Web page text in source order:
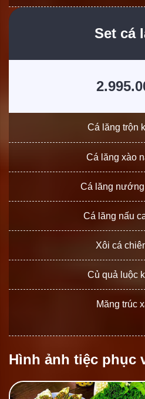
Set cá
Cá lăng trộn
Cá lăng xào
Cá lăng
Cá lăng nấu
Xôi cá
Củ quả luộc
Măng trúc
Hình ảnh tiệc phục